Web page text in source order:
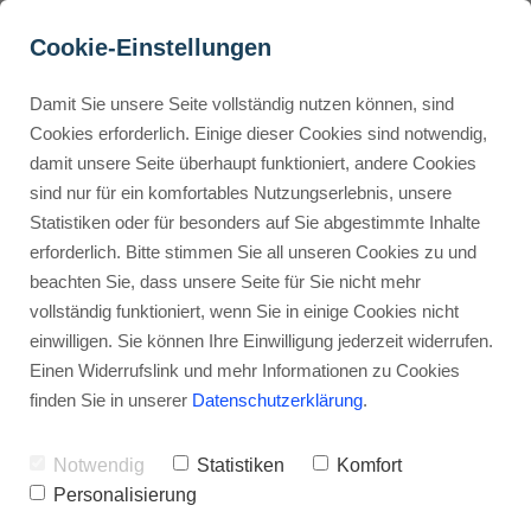
Buyer Personas erstellen
Landingpage optimieren
Internal Linking Tool
Marketing für Anfänger:
Nützliche Tipps für
Marketinganfänger mit
kleinem Budget
Werbehinweis: Links mit Sternchen (*) sind Affiliate-Links. Kaufst
dich.
Stephan Ochmann
Marketing für Anfänger: Die
Cookie-Einstellungen
Damit Sie unsere Seite vollständig nutzen können, sind
Cookies erforderlich. Einige dieser Cookies sind notwendig,
damit unsere Seite überhaupt funktioniert, andere Cookies
sind nur für ein komfortables Nutzungserlebnis, unsere
Statistiken oder für besonders auf Sie abgestimmte Inhalte
erforderlich. Bitte stimmen Sie all unseren Cookies zu und
beachten Sie, dass unsere Seite für Sie nicht mehr
vollständig funktioniert, wenn Sie in einige Cookies nicht
einwilligen. Sie können Ihre Einwilligung jederzeit widerrufen.
Einen Widerrufslink und mehr Informationen zu Cookies
finden Sie in unserer Datenschutzerklärung.
Notwendig Statistiken
Komfort
Personalisierung